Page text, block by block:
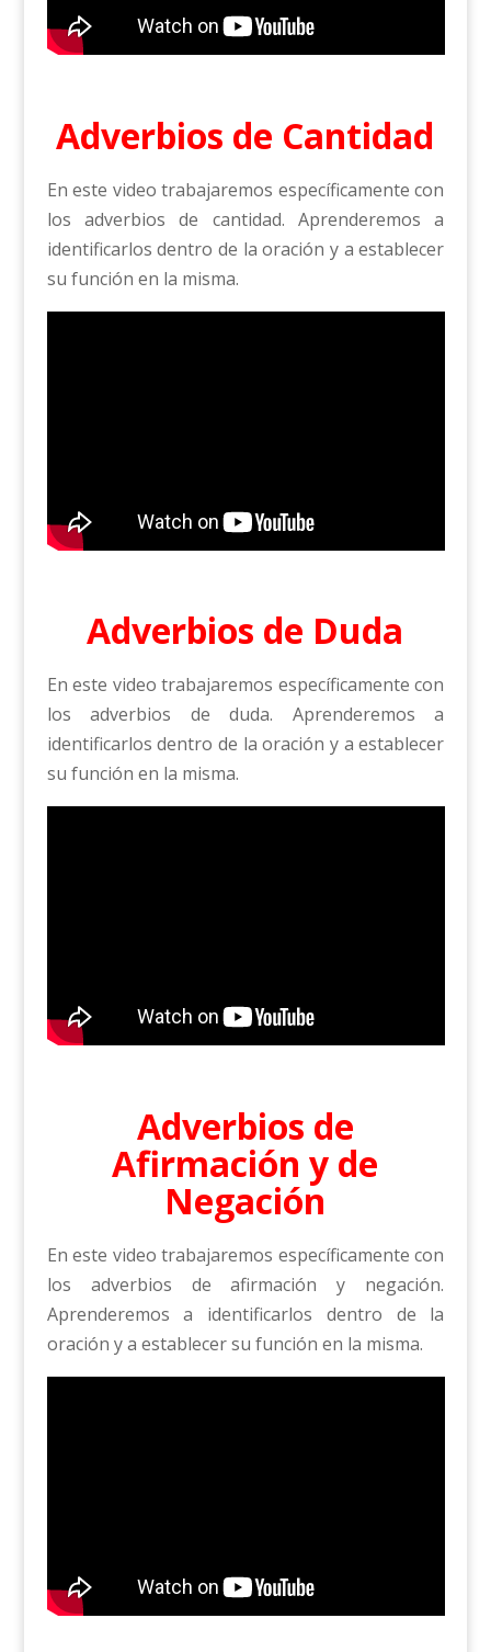
Adverbios de Cantidad
En este video trabajaremos específicamente con
los adverbios de cantidad. Aprenderemos a
identificarlos dentro de la oración y a establecer
su función en la misma.
Adverbios de Duda
En este video trabajaremos específicamente con
los adverbios de duda. Aprenderemos a
identificarlos dentro de la oración y a establecer
su función en la misma.
Adverbios de
Afirmación y de
Negación
En este video trabajaremos específicamente con
los adverbios de afirmación y negación.
Aprenderemos a identificarlos dentro de la
oración y a establecer su función en la misma.